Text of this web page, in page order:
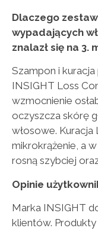
Dlaczego
wypadających
znalazł się na 3.
Szampon i
INSIGHT Loss
wzmocnienie
oczyszcza skórę
włosowe.
mikrokrążenie, a
rosną szybciej
Opinie
Marka INSIGHT
klientów.